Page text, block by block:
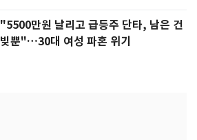
"5500만원 날리고 급등주 단타, 남은 건
빚뿐"…30대 여성 파혼 위기